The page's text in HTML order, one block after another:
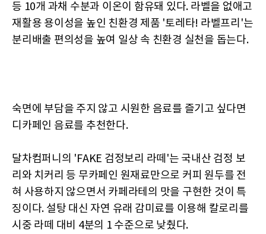
등 10개 과채 수분과 이온이 함유돼 있다. 라벨을 없애고
재활용 용이성을 높인 친환경 제품 '토레타! 라벨프리'는
분리배출 편의성을 높여 일상 속 친환경 실천을 돕는다.
숙면에 부담을 주지 않고 시원한 음료를 즐기고 싶다면
디카페인 음료를 추천한다.
달차컴퍼니의 'FAKE 검정보리 라떼'는 국내산 검정 보
리와 치커리 등 무카페인 원재료만으로 커피 원두를 전
혀 사용하지 않으면서 카페라테의 맛을 구현한 것이 특
징이다. 설탕 대신 자연 유래 감미료를 이용해 칼로리를
시중 라떼 대비 4분의 1 수준으로 낮췄다.